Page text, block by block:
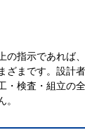
の指示であれば
ざまです。設計
・検査・組立の
。